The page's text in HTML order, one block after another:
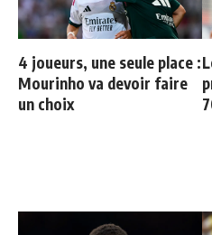
4 joueurs, une seule place :
Mourinho va devoir faire
un choix